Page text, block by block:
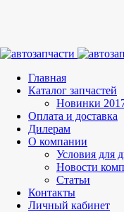
Главная
Каталог запчастей
Новинки
Оплата и доставка
Дилерам
О компании
Условия для
Новости
Статьи
Контакты
Личный кабинет